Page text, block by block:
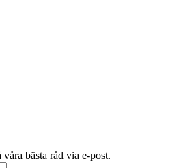
bästa råd via e-post.